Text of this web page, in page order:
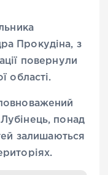
Прокудіна, з
повернули
області.
понад
залишаються